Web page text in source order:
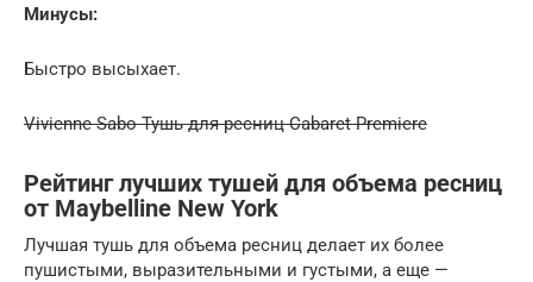
Минусы:
Быстро высыхает.
Vivienne Sabo Тушь для ресниц Cabaret Premiere
Рейтинг лучших тушей для объема ресниц
от Maybelline New York
Лучшая тушь для объема ресниц делает их более
пушистыми, выразительными и густыми, а еще —